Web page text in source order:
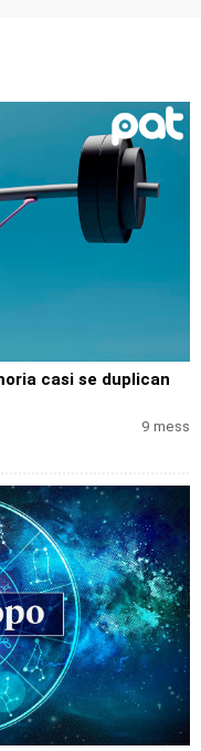
casi se duplican
9 mess